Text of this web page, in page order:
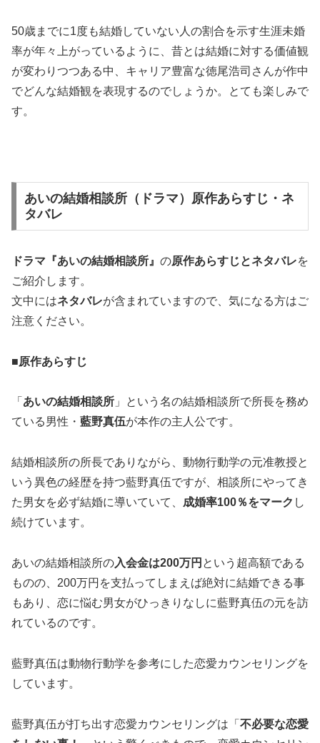
50歳までに1度も結婚していない人の割合を示す生涯未婚
率が年々上がっているように、昔とは結婚に対する価値観
が変わりつつある中、キャリア豊富な徳尾浩司さんが作中
でどんな結婚観を表現するのでしょうか。とても楽しみで
す。
あいの結婚相談所（ドラマ）原作あらすじ・ネ
タバレ
ドラマ『あいの結婚相談所』 の原作あらすじとネタバレを
ご紹介します。
文中にはネタバレが含まれていますので、気になる方はご
注意ください。
■原作あらすじ
「 あいの結婚相談所 」という名の結婚相談所で所長を務め
ている男性・ 藍野真伍が本作の主人公です。
結婚相談所の所長でありながら、動物行動学の元准教授と
いう異色の経歴を持つ藍野真伍ですが、相談所にやってき
た男女を必ず結婚に導いていて、 成婚率100％をマーク し
続けています。
あいの結婚相談所の入会金は200万円 という超高額である
ものの、200万円を支払ってしまえば絶対に結婚できる事
もあり、恋に悩む男女がひっきりなしに藍野真伍の元を訪
れているのです。
藍野真伍は動物行動学を参考にした恋愛カウンセリングを
しています。
藍野真伍が打ち出す恋愛カウンセリングは「 不必要な恋愛